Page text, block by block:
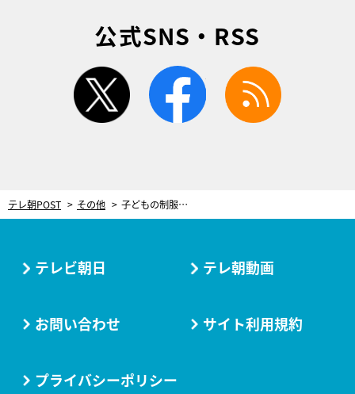
公式SNS・RSS
twitter facebook
テレ朝POST その他 子どもの制服、買う＆捨てる「もったいなさ」を“リユース”で解決！お古に見えないおさがりに
テレビ朝日 テレ朝動画
お問い合わせ サイト利用規約
プライバシーポリシー